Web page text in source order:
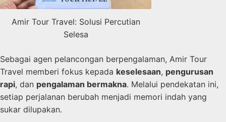
Amir Tour Travel: Solusi Percutian
Selesa
Sebagai agen pelancongan berpengalaman, Amir Tour
Travel memberi fokus kepada keselesaan, pengurusan
rapi, dan pengalaman bermakna. Melalui pendekatan ini,
setiap perjalanan berubah menjadi memori indah yang
sukar dilupakan.